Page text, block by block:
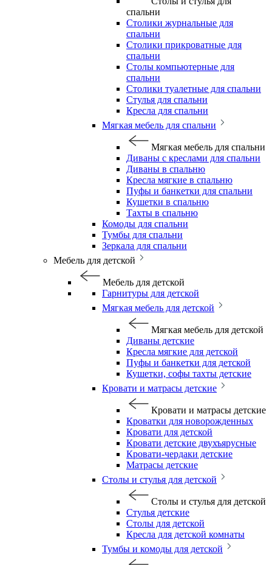
спальни
Столики журнальные для
спальни
Столики прикроватные для
спальни
Столы компьютерные для
спальни
Столики туалетные для спальни
Стулья для спальни
Кресла для спальни
Мягкая мебель для спальни
Мягкая мебель для спальни
Диваны с креслами для спальни
Диваны в спальню
Кресла мягкие в спальню
Пуфы и банкетки для спальни
Кушетки в спальню
Тахты в спальню
Комоды для спальни
Тумбы для спальни
Зеркала для спальни
Мебель для детской
Мебель для детской
Гарнитуры для детской
Мягкая мебель для детской
Мягкая мебель для детской
Диваны детские
Кресла мягкие для детской
Пуфы и банкетки для детской
Кушетки, софы тахты детские
Кровати и матрасы детские
Кровати и матрасы детские
Кроватки для новорожденных
Кровати для детской
Кровати детские двухъярусные
Кровати-чердаки детские
Матрасы детские
Столы и стулья для детской
Столы и стулья для детской
Стулья детские
Столы для детской
Кресла для детской комнаты
Тумбы и комоды для детской